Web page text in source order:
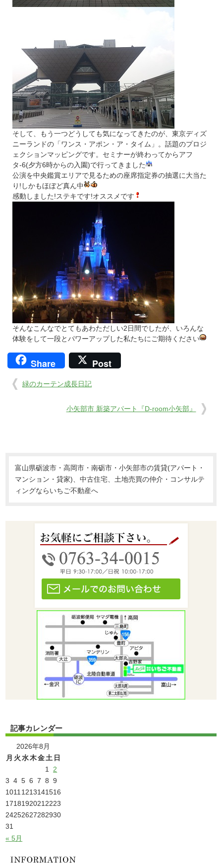
そして、もう一つどうしても気になってきたのが、東京ディズ
ニーランドの「ワンス・アポン・ア・タイム」。話題のプロジ
ェクションマッピングです。セミナーが終わってからアフ
タ-6(夕方6時からの入園)で行ってきました
公演を中央鑑賞エリアで見るための座席指定券の抽選に大当た
り!しかもほぼど真ん中
感動しました!ステキです!オススメです
そんなこんなでとてもあわただしい2日間でしたが、いろんな
体験をして一段とパワーアップした私たちにご期待ください
Share Post
緑のカーテン成長日記
小矢部市 新築アパート『D-room小矢部』
富山県砺波市・高岡市・南砺市・小矢部市の賃貸(アパート・
マンション・貸家)、中古住宅、土地売買の仲介・コンサルテ
ィングならいちご不動産へ
記事カレンダー
2026年8月
月 火 水木金土 日
1 2
3 4 5 6 7 8 9
10111213141516
17181920212223
24252627282930
31
« 5月